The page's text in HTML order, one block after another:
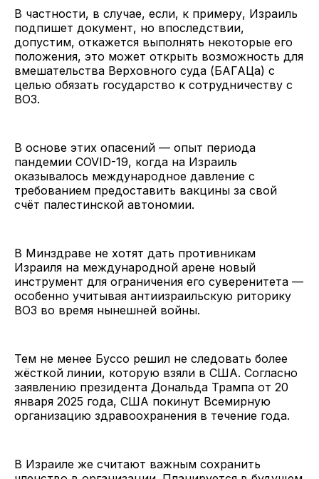
В частности, в случае, если, к примеру, Израиль
подпишет документ, но впоследствии,
допустим, откажется выполнять некоторые его
положения, это может открыть возможность для
вмешательства Верховного суда (БАГАЦа) с
целью обязать государство к сотрудничеству с
ВОЗ.
В основе этих опасений — опыт периода
пандемии COVID-19, когда на Израиль
оказывалось международное давление с
требованием предоставить вакцины за свой
счёт палестинской автономии.
В Минздраве не хотят дать противникам
Израиля на международной арене новый
инструмент для ограничения его суверенитета —
особенно учитывая антиизраильскую риторику
ВОЗ во время нынешней войны.
Тем не менее Буссо решил не следовать более
жёсткой линии, которую взяли в США. Согласно
заявлению президента Дональда Трампа от 20
января 2025 года, США покинут Всемирную
организацию здравоохранения в течение года.
В Израиле же считают важным сохранить